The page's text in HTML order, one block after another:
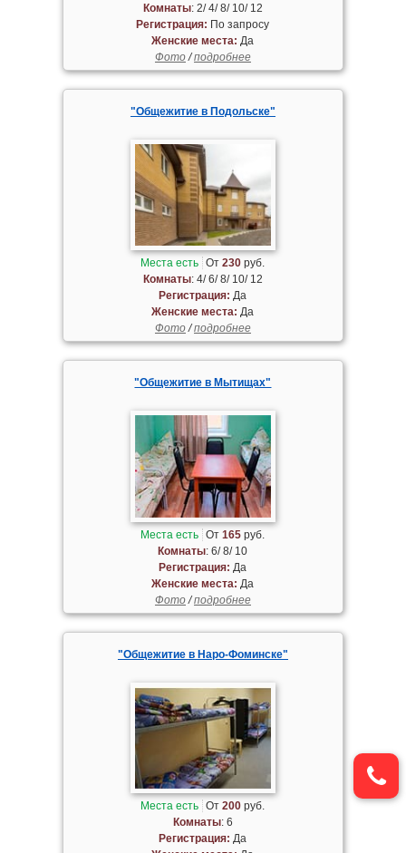
Комнаты: 2/ 4/ 8/ 10/ 12
Регистрация: По запросу
Женские места: Да
Фото/подробнее
"Общежитие в Подольске"
Места есть От230 руб.
Комнаты: 4/ 6/ 8/ 10/ 12
Регистрация: Да
Женские места: Да
Фото/подробнее
"Общежитие в Мытищах"
Места есть От165 руб.
Комнаты: 6/ 8/ 10
Регистрация: Да
Женские места: Да
Фото/подробнее
"Общежитие в Наро-Фоминске"
Места есть От200 руб.
Комнаты: 6
Регистрация: Да